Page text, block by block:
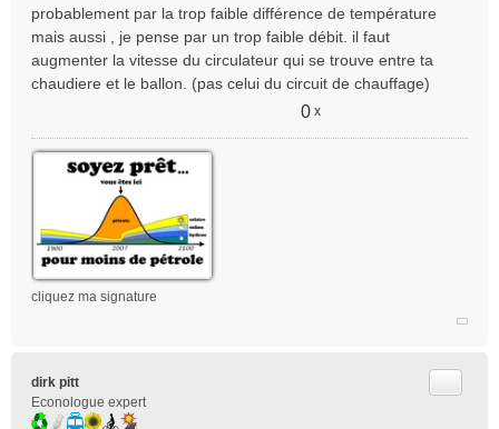
probablement par la trop faible différence de température
mais aussi , je pense par un trop faible débit. il faut
augmenter la vitesse du circulateur qui se trouve entre ta
chaudiere et le ballon. (pas celui du circuit de chauffage)
0 x
cliquez ma signature
dirk pitt
Econologue expert